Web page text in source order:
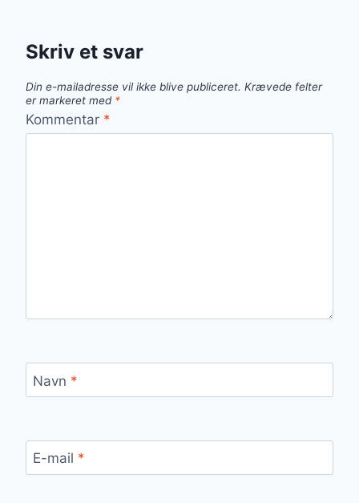
Skriv et svar
Din e-mailadresse vil ikke blive publiceret. Krævede felter
er markeret med *
Kommentar *
Navn *
E-mail *